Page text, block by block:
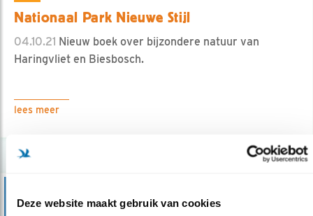
Deze website maakt gebruik van cookies
Nationaal Park Nieuwe Stijl
04.10.21 Nieuw boek over bijzondere natuur van
Haringvliet en Biesbosch.
lees meer